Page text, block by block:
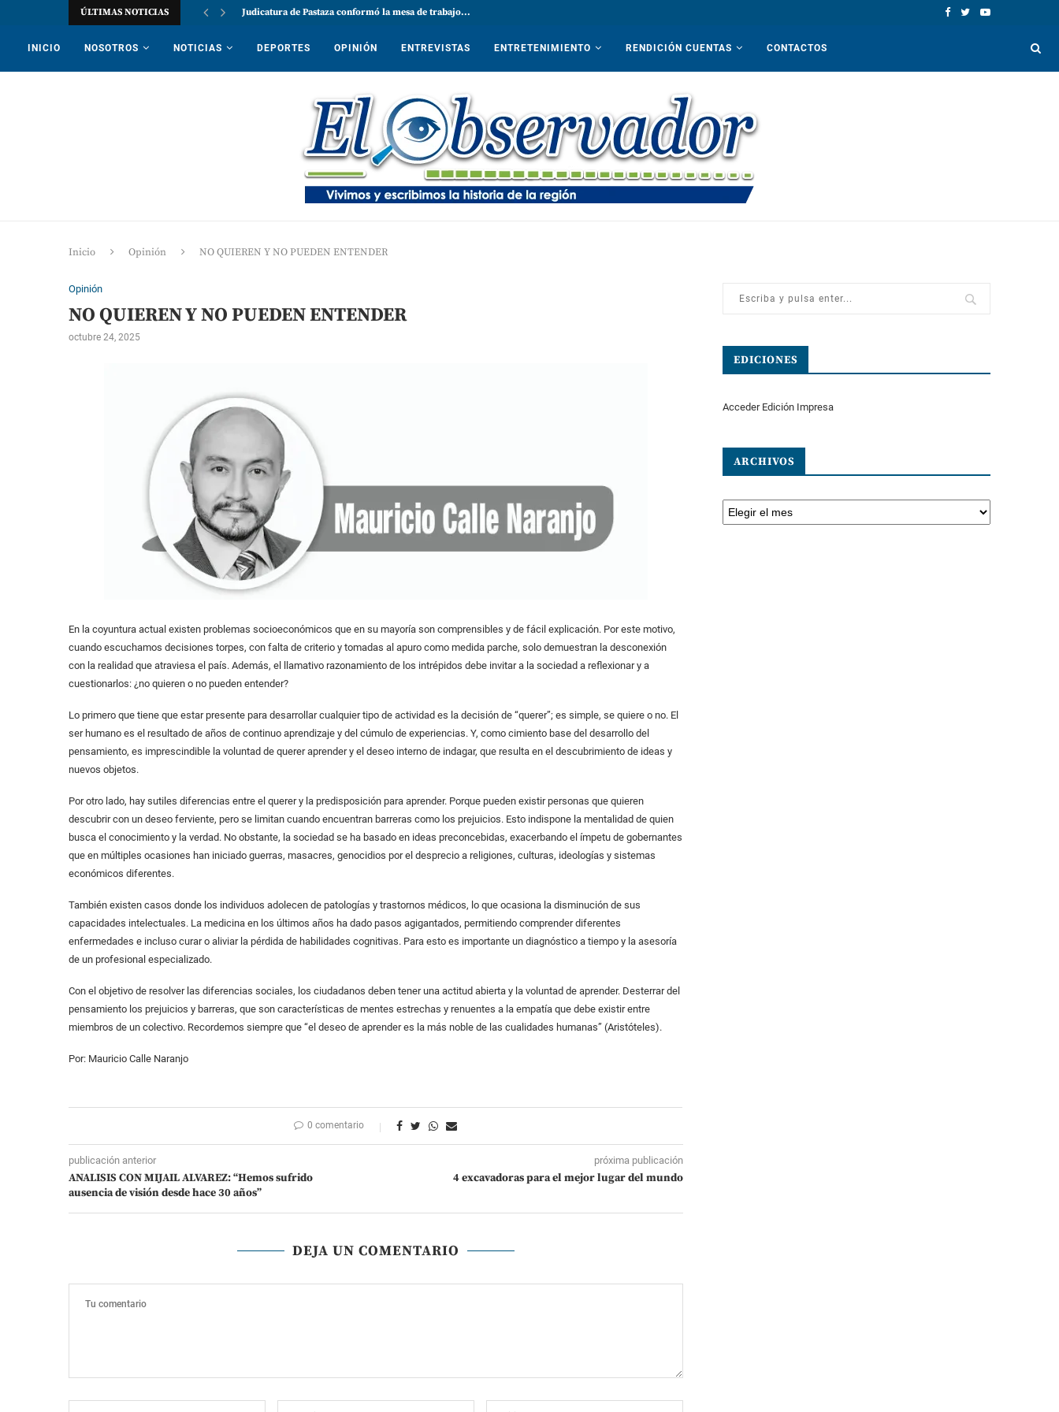
ÚLTIMAS NOTICIAS Judicatura de Pastaza conformó la mesa de trabajo...
INICIO NOSOTROS NOTICIAS DEPORTES OPINIÓN ENTREVISTAS ENTRETENIMIENTO RENDICIÓN CUENTAS CONTACTOS
Inicio Opinión NO QUIEREN Y NO PUEDEN ENTENDER
Opinión
NO QUIEREN Y NO PUEDEN ENTENDER
octubre 24, 2025
En la coyuntura actual existen problemas socioeconómicos que en su mayoría son comprensibles y de fácil explicación. Por este motivo,
cuando escuchamos decisiones torpes, con falta de criterio y tomadas al apuro como medida parche, solo demuestran la desconexión
con la realidad que atraviesa el país. Además, el llamativo razonamiento de los intrépidos debe invitar a la sociedad a reflexionar y a
cuestionarlos: ¿no quieren o no pueden entender?
Lo primero que tiene que estar presente para desarrollar cualquier tipo de actividad es la decisión de “querer”; es simple, se quiere o no. El
ser humano es el resultado de años de continuo aprendizaje y del cúmulo de experiencias. Y, como cimiento base del desarrollo del
pensamiento, es imprescindible la voluntad de querer aprender y el deseo interno de indagar, que resulta en el descubrimiento de ideas y
nuevos objetos.
Por otro lado, hay sutiles diferencias entre el querer y la predisposición para aprender. Porque pueden existir personas que quieren
descubrir con un deseo ferviente, pero se limitan cuando encuentran barreras como los prejuicios. Esto indispone la mentalidad de quien
busca el conocimiento y la verdad. No obstante, la sociedad se ha basado en ideas preconcebidas, exacerbando el ímpetu de gobernantes
que en múltiples ocasiones han iniciado guerras, masacres, genocidios por el desprecio a religiones, culturas, ideologías y sistemas
económicos diferentes.
También existen casos donde los individuos adolecen de patologías y trastornos médicos, lo que ocasiona la disminución de sus
capacidades intelectuales. La medicina en los últimos años ha dado pasos agigantados, permitiendo comprender diferentes
enfermedades e incluso curar o aliviar la pérdida de habilidades cognitivas. Para esto es importante un diagnóstico a tiempo y la asesoría
de un profesional especializado.
Con el objetivo de resolver las diferencias sociales, los ciudadanos deben tener una actitud abierta y la voluntad de aprender. Desterrar del
pensamiento los prejuicios y barreras, que son características de mentes estrechas y renuentes a la empatía que debe existir entre
miembros de un colectivo. Recordemos siempre que “el deseo de aprender es la más noble de las cualidades humanas” (Aristóteles).
Por: Mauricio Calle Naranjo
0 comentario
publicación anterior
ANALISIS CON MIJAIL ALVAREZ: “Hemos sufrido
ausencia de visión desde hace 30 años”
próxima publicación
4 excavadoras para el mejor lugar del mundo
DEJA UN COMENTARIO
EDICIONES
Acceder Edición Impresa
ARCHIVOS